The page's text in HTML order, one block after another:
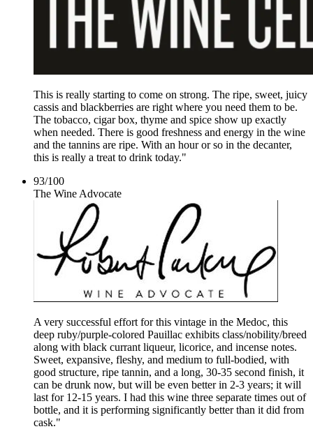
This is really starting to come on strong. The ripe, sweet, juicy
cassis and blackberries are right where you need them to be.
The tobacco, cigar box, thyme and spice show up exactly
when needed. There is good freshness and energy in the wine
and the tannins are ripe. With an hour or so in the decanter,
this is really a treat to drink today."
93/100
The Wine Advocate
A very successful effort for this vintage in the Medoc, this
deep ruby/purple-colored Pauillac exhibits class/nobility/breed
along with black currant liqueur, licorice, and incense notes.
Sweet, expansive, fleshy, and medium to full-bodied, with
good structure, ripe tannin, and a long, 30-35 second finish, it
can be drunk now, but will be even better in 2-3 years; it will
last for 12-15 years. I had this wine three separate times out of
bottle, and it is performing significantly better than it did from
cask."